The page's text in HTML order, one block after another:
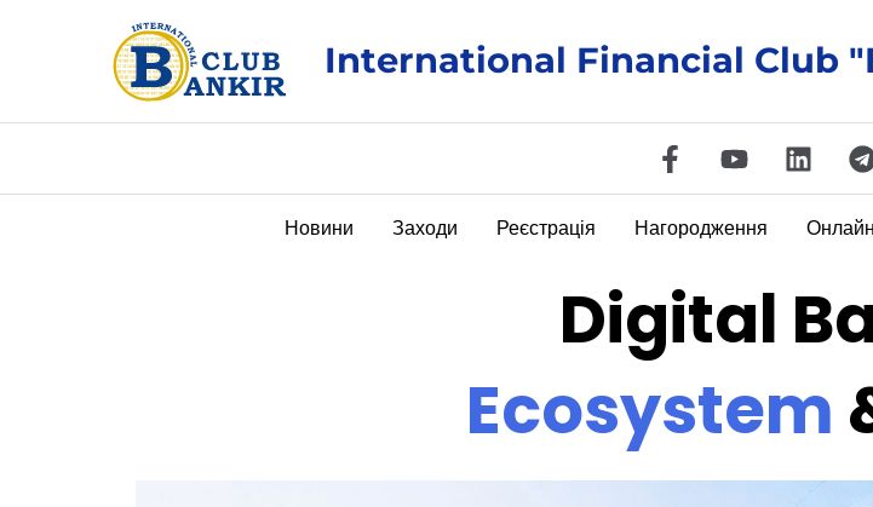
International Financial Club
Новини Заходи Реєстрація Нагородження
Digital
Ecosystem